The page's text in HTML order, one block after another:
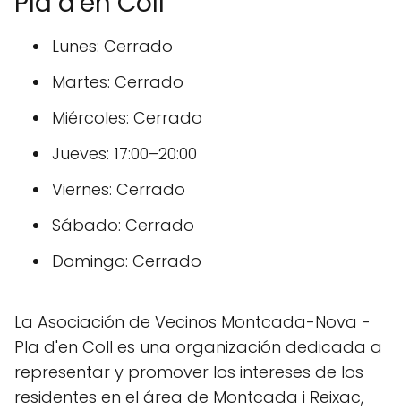
Lunes: Cerrado
Martes: Cerrado
Miércoles: Cerrado
Jueves: 17:00–20:00
Viernes: Cerrado
Sábado: Cerrado
Domingo: Cerrado
La Asociación de Vecinos Montcada-Nova -
Pla d'en Coll es una organización dedicada a
representar y promover los intereses de los
residentes en el área de Montcada i Reixac,